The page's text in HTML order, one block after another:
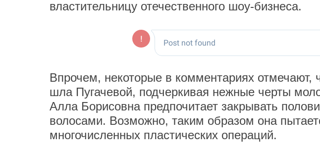
властительницу отечественного шоу-бизнеса.
Впрочем, некоторые в комментариях отмечают,
шла Пугачевой, подчеркивая нежные черты
Алла Борисовна предпочитает закрывать
волосами. Возможно, таким образом она
многочисленных пластических операций.